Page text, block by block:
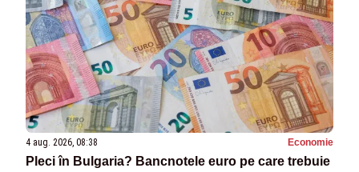
4 aug. 2026, 08:38 Economie
Pleci în Bulgaria? Bancnotele euro pe care trebuie